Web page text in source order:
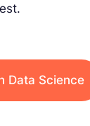
Data Science